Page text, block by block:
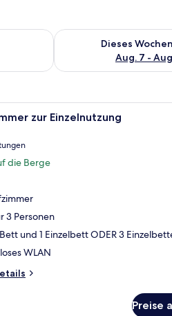
morgen, Aug. 8 - Aug. 9.
Dieses
Aug. 7 -
Überprüfe die
einem Bett mit vielen Kissen und
Ein Hotelzimmer
zur Einzelnutzung
die Berge
3 Personen
und 1 Einzelbett ODER 3
WLAN
Preise